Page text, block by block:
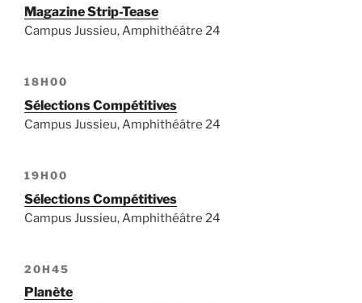
Magazine Strip-Tease
Campus Jussieu, Amphithéâtre 24
18H00
Sélections Compétitives
Campus Jussieu, Amphithéâtre 24
19H00
Sélections Compétitives
Campus Jussieu, Amphithéâtre 24
20H45
Planète